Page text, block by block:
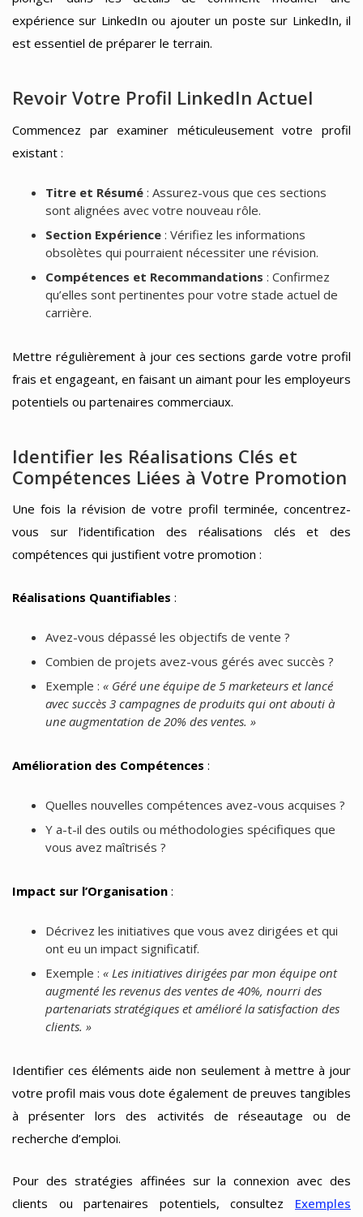
expérience sur LinkedIn ou ajouter un poste sur LinkedIn, il
est essentiel de préparer le terrain.
Revoir Votre Profil LinkedIn Actuel
Commencez par examiner méticuleusement votre profil
existant :
Titre et Résumé: Assurez-vous que ces sections
sont alignées avec votre nouveau rôle.
Section Expérience: Vérifiez les informations
obsolètes qui pourraient nécessiter une révision.
Compétences et Recommandations : Confirmez
qu’elles sont pertinentes pour votre stade actuel de
carrière.
Mettre régulièrement à jour ces sections garde votre profil
frais et engageant, en faisant un aimant pour les employeurs
potentiels ou partenaires commerciaux.
Identifier les Réalisations Clés et
Compétences Liées à Votre Promotion
Une fois la révision de votre profil terminée, concentrez-
vous sur l’identification des réalisations clés et des
compétences qui justifient votre promotion :
Réalisations Quantifiables :
Avez-vous dépassé les objectifs de vente ?
Combien de projets avez-vous gérés avec succès ?
Exemple : « Géré une équipe de 5 marketeurs et lancé
avec succès 3 campagnes de produits qui ont abouti à
une augmentation de 20% des ventes. »
Amélioration des Compétences :
Quelles nouvelles compétences avez-vous acquises ?
Y a-t-il des outils ou méthodologies spécifiques que
vous avez maîtrisés ?
Impact sur l’Organisation :
Décrivez les initiatives que vous avez dirigées et qui
ont eu un impact significatif.
Exemple : « Les initiatives dirigées par mon équipe ont
augmenté les revenus des ventes de 40%, nourri des
partenariats stratégiques et amélioré la satisfaction des
clients. »
Identifier ces éléments aide non seulement à mettre à jour
votre profil mais vous dote également de preuves tangibles
à présenter lors des activités de réseautage ou de
recherche d’emploi.
Pour des stratégies affinées sur la connexion avec des
clients ou partenaires potentiels, consultez Exemples